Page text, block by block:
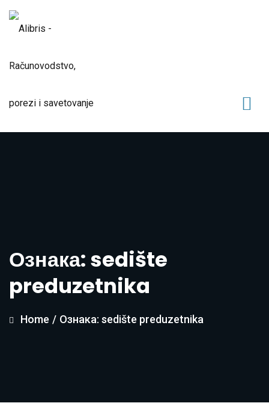
Ознака: sedište
preduzetnika
Home / Ознака: sedište preduzetnika